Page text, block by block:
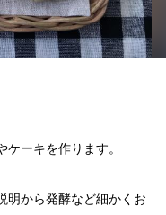
ーキを作ります。
明から発酵など細かくお